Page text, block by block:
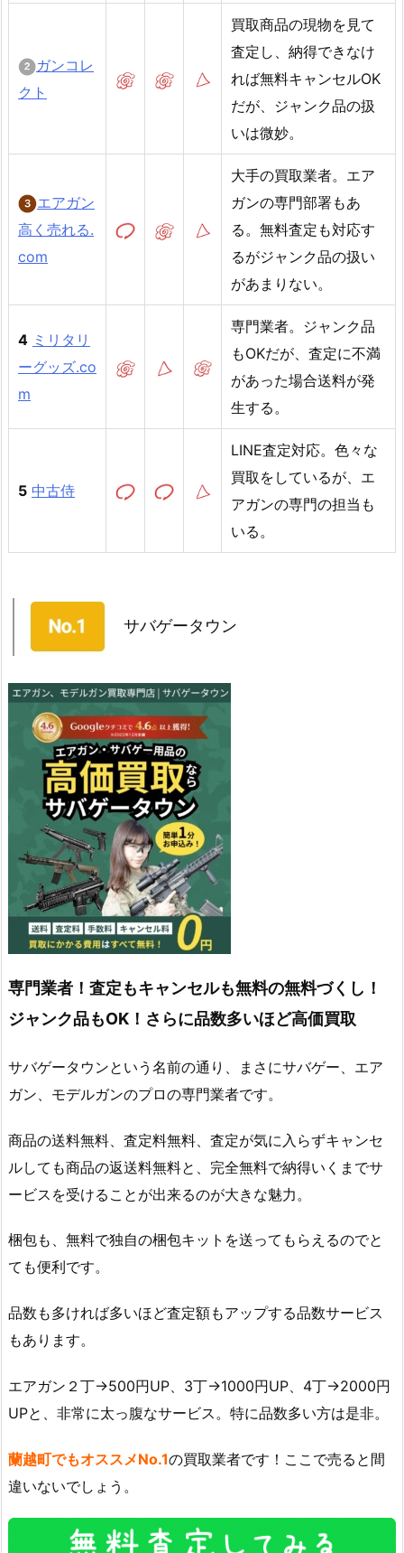
ガンコレ
クト
買取商品の現物を見て
査定し、納得できなけ
れば無料キャンセルOK
だが、ジャンク品の扱
いは微妙。
エアガン
高く売れる.
com
大手の買取業者。エア
ガンの専門部署もあ
る。無料査定も対応す
るがジャンク品の扱い
があまりない。
4 ミリタリ
ーグッズ.co
m
専門業者。ジャンク品
もOKだが、査定に不満
があった場合送料が発
生する。
5 中古侍
LINE査定対応。色々な
買取をしているが、エ
アガンの専門の担当も
いる。
サバゲータウン
専門業者！査定もキャンセルも無料の無料づくし！
ジャンク品もOK！さらに品数多いほど高価買取
サバゲータウンという名前の通り、まさにサバゲー、エア
ガン、モデルガンのプロの専門業者です。
商品の送料無料、査定料無料、査定が気に入らずキャンセ
ルしても商品の返送料無料と、完全無料で納得いくまでサ
ービスを受けることが出来るのが大きな魅力。
梱包も、無料で独自の梱包キットを送ってもらえるのでと
ても便利です。
品数も多ければ多いほど査定額もアップする品数サービス
もあります。
エアガン２丁→500円UP、3丁→1000円UP、4丁→2000円
UPと、非常に太っ腹なサービス。特に品数多い方は是非。
蘭越町でもオススメNo.1の買取業者です！ここで売ると間
違いないでしょう。